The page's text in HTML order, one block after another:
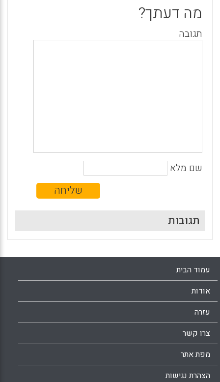
מה דעתך?
תגובה
שם מלא
תגובות
עמוד הבית
אודות
עזרה
צרו קשר
מפת אתר
הצהרת נגישות